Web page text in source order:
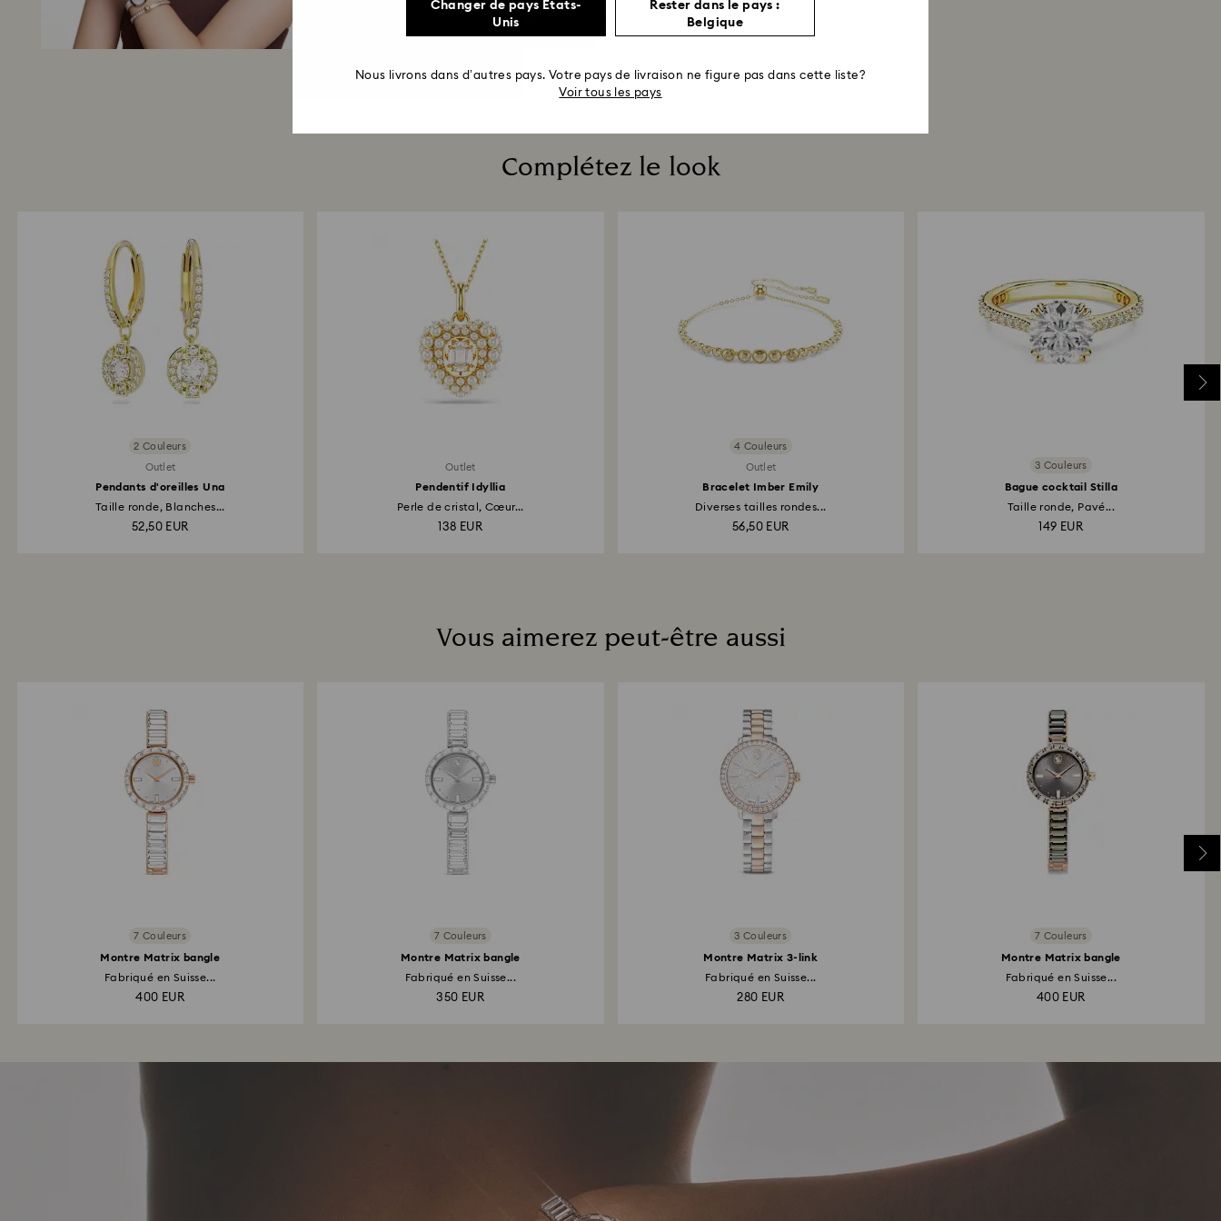
Complétez le look
2 Couleurs
Outlet
Pendants d'oreilles Una
Taille ronde, Blanches...
52,50 EUR
Outlet
Pendentif Idyllia
Perle de cristal, Cœur...
138 EUR
4 Couleurs
Outlet
Bracelet Imber Emily
Diverses tailles rondes...
56,50 EUR
3 Couleurs
Bague cocktail Stilla
Taille ronde, Pavé...
149 EUR
Vous aimerez peut-être aussi
7 Couleurs
Montre Matrix bangle
Fabriqué en Suisse...
400 EUR
7 Couleurs
Montre Matrix bangle
Fabriqué en Suisse...
350 EUR
3 Couleurs
Montre Matrix 3-link
Fabriqué en Suisse...
280 EUR
7 Couleurs
Montre Matrix bangle
Fabriqué en Suisse...
400 EUR
Changer de pays États-
Unis
Rester dans le pays :
Belgique
Nous livrons dans d’autres pays. Votre pays de livraison ne figure pas dans cette liste?
Voir tous les pays